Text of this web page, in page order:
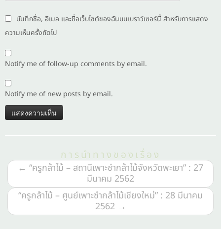
บันทึกชื่อ, อีเมล และชื่อเว็บไซต์ของฉันบนเบราว์เซอร์นี้ สำหรับการแสดง
ความเห็นครั้งถัดไป
Notify me of follow-up comments by email.
Notify me of new posts by email.
การนำทางของเรื่อง
← “ครูกล้าไม้ – สถานีเพาะชำกล้าไม้จังหวัดพะเยา” : 27
มีนาคม 2562
“ครูกล้าไม้ – ศูนย์เพาะชำกล้าไม้เชียงใหม่” : 28 มีนาคม
2562 →